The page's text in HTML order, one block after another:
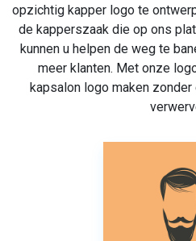
opzichtig kapper logo te
de kapperszaak die op ons
kunnen u helpen de weg te
meer klanten. Met onze
kapsalon logo maken